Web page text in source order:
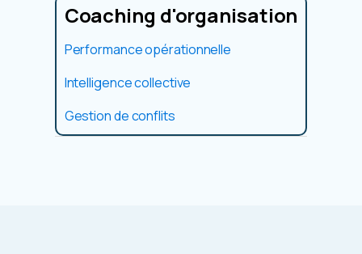
Coaching d'organisation
Performance opérationnelle
Intelligence collective
Gestion de conflits